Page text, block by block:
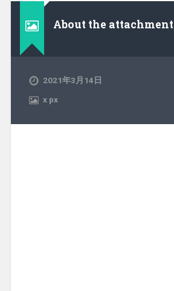
About the attachment
2021年3月14日
xpx